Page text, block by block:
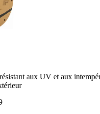
aux UV et aux